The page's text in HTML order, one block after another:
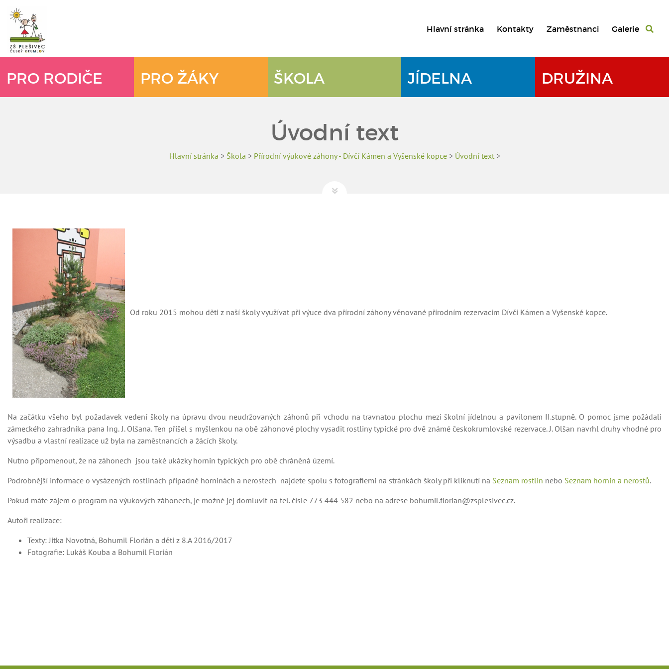
Hlavní stránka Kontakty Zaměstnanci Galerie
PRO RODIČE PRO ŽÁKY ŠKOLA JÍDELNA DRUŽINA
Úvodní text
Hlavní stránka > Škola > Přírodní výukové záhony - Dívčí Kámen a Vyšenské kopce> Úvodní text>
Od roku 2015 mohou děti z naší školy využívat při výuce dva přírodní záhony věnované přírodním rezervacím Dívčí Kámen a Vyšenské kopce.
Na začátku všeho byl požadavek vedení školy na úpravu dvou neudržovaných záhonů při vchodu na travnatou plochu mezi školní jídelnou a pavilonem II.stupně. O pomoc jsme požádali
zámeckého zahradníka pana Ing. J. Olšana. Ten přišel s myšlenkou na obě záhonové plochy vysadit rostliny typické pro dvě známé českokrumlovské rezervace. J. Olšan navrhl druhy vhodné pro
výsadbu a vlastní realizace už byla na zaměstnancích a žácích školy.
Nutno připomenout, že na záhonech jsou také ukázky hornin typických pro obě chráněná území.
Podrobnější informace o vysázených rostlinách případně horninách a nerostech najdete spolu s fotografiemi na stránkách školy při kliknutí na Seznam rostlin nebo Seznam hornin a nerostů.
Pokud máte zájem o program na výukových záhonech, je možné jej domluvit na tel. čísle 773 444 582 nebo na adrese bohumil.florian@zsplesivec.cz.
Autoři realizace:
Texty: Jitka Novotná, Bohumil Florián a děti z 8.A 2016/2017
Fotografie: Lukáš Kouba a Bohumil Florián